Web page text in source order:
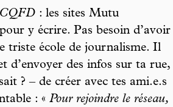
CQFD : les sites Mutu
y écrire. Pas besoin d’avoir
triste école de journalisme. Il
d’envoyer des infos sur ta rue,
? – de créer avec tes ami.e.s
: « Pour rejoindre le réseau,